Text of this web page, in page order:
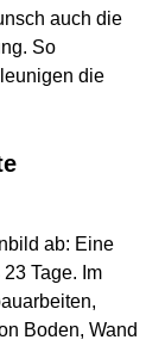
auch die
So
die
ab: Eine
Tage. Im
Boden, Wand